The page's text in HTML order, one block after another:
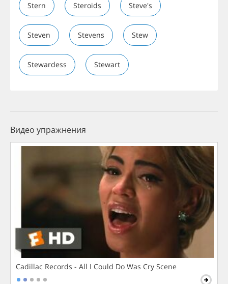
Stern Steroids Steve's
Steven Stevens Stew
Stewardess Stewart
Видео упражнения
Cadillac Records - All I Could Do Was Cry Scene